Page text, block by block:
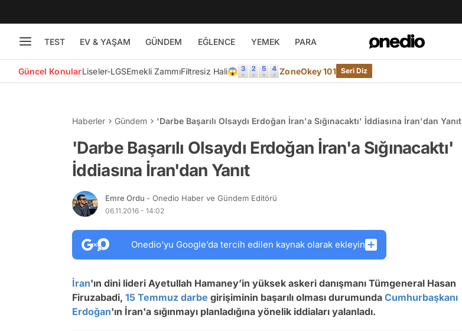
TEST EV & YAŞAM GÜNDEM EĞLENCE YEMEK PARA
Güncel KonularLiseler-LGSEmekli ZammıFiltresiz Hali😱 ZoneOkey 101 Seri Diz
Haberler Gündem 'Darbe Başarılı Olsaydı Erdoğan İran'a Sığınacaktı' İddiasına İran'dan Yanıt
'Darbe Başarılı Olsaydı Erdoğan İran'a Sığınacaktı'
İddiasına İran'dan Yanıt
Emre Ordu - Onedio Haber ve Gündem Editörü
06.11.2016 - 14:02
Onedio’yu Google’da tercih edilen kaynak olarak ekleyin
İran'ın dini lideri Ayetullah Hamaney’in yüksek askeri danışmanı Tümgeneral Hasan
Firuzabadi, 15 Temmuz darbe girişiminin başarılı olması durumunda Cumhurbaşkanı
Erdoğan'ın İran'a sığınmayı planladığına yönelik iddiaları yalanladı.